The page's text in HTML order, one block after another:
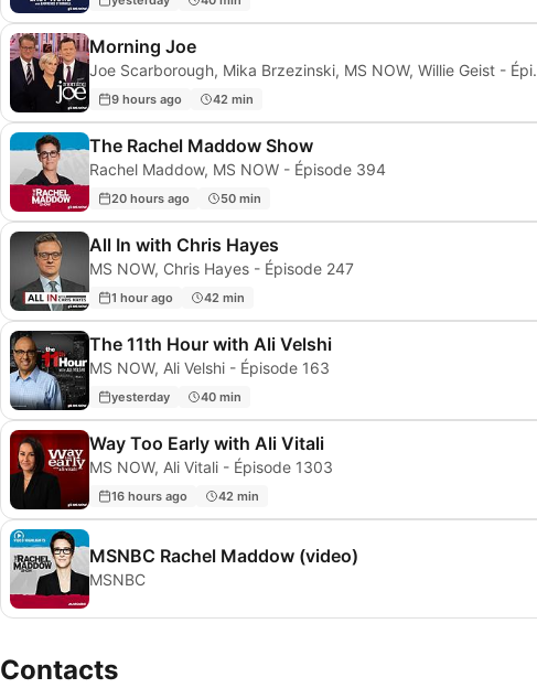
Morning Joe
Joe
9 hours ago 42 min
The Rachel Maddow Show
Rachel Maddow, MS NOW - Épisode 394
20 hours ago 50 min
All In with Chris Hayes
MS NOW, Chris Hayes - Épisode 247
1 hour ago 42 min
The 11th Hour with Ali Velshi
MS NOW, Ali Velshi - Épisode 163
yesterday 40 min
Way Too Early with Ali Vitali
MS NOW, Ali Vitali - Épisode 1303
16 hours ago 42 min
MSNBC Rachel Maddow (video)
MSNBC
Contacts